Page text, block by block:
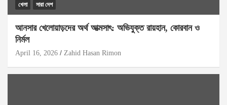
খেলা সারা দেশ
আনসার খেলোয়াড়দের অর্থ আত্মসাৎ: অভিযুক্ত রায়হান, কোরবান ও
নির্মল
April 16, 2026 Zahid Hasan Rimon